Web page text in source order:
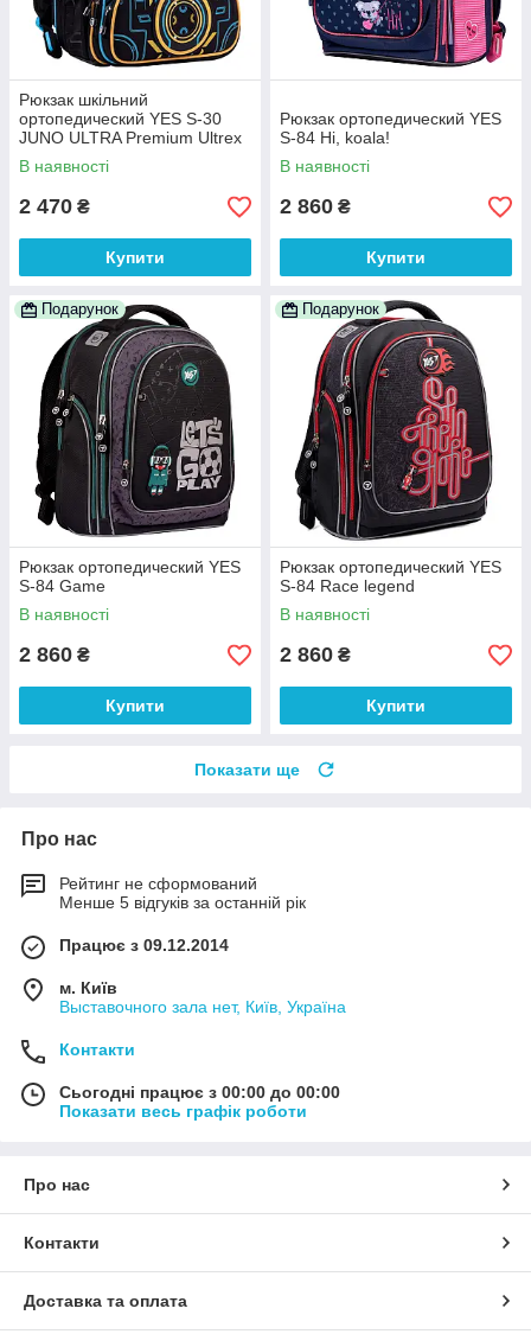
Рюкзак шкільний
ортопедический YES S-30
JUNO ULTRA Premium Ultrex
В наявності
2 470 ₴
Купити
Рюкзак ортопедический YES
S-84 Hi, koala!
В наявності
2 860 ₴
Купити
Подарунок
Рюкзак ортопедический YES
S-84 Game
В наявності
2 860 ₴
Купити
Подарунок
Рюкзак ортопедический YES
S-84 Race legend
В наявності
2 860 ₴
Купити
Показати ще
Про нас
Рейтинг не сформований
Менше 5 відгуків за останній рік
Працює з 09.12.2014
м. Київ
Выставочного зала нет, Київ, Україна
Контакти
Сьогодні працює з 00:00 до 00:00
Показати весь графік роботи
Про нас
Контакти
Доставка та оплата